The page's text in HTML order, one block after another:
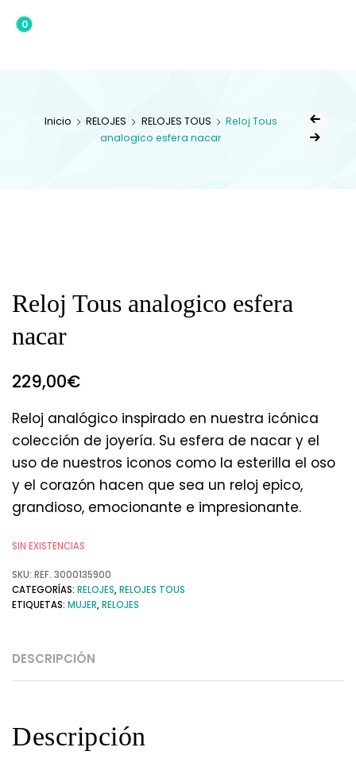
0,00€
0
Inicio RELOJES RELOJES TOUS
Reloj Tous
analogico esfera nacar
Reloj Tous analogico esfera
nacar
229,00€
Reloj analógico inspirado en nuestra icónica
colección de joyería. Su esfera de nacar y el
uso de nuestros iconos como la esterilla el oso
y el corazón hacen que sea un reloj epico,
grandioso, emocionante e impresionante.
SIN EXISTENCIAS
SKU: REF. 3000135900
CATEGORÍAS: RELOJES,RELOJES TOUS
ETIQUETAS: MUJER,RELOJES
DESCRIPCIÓN
Descripción